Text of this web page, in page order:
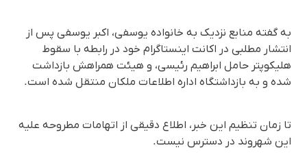
به گفته منابع نزدیک به خانواده یوسفی، اکبر یوسفی پس از
انتشار مطلبی در اکانت اینستاگرام خود در رابطه با سقوط
هلیکوپتر حامل ابراهیم رئیسی، و هیئت همراهش بازداشت
شده و به بازداشتگاه اداره اطلاعات ملکان منتقل شده است.
تا زمان تنظیم این خبر، اطلاع دقیقی از اتهامات مطروحه علیه
این شهروند در دسترس نیست.